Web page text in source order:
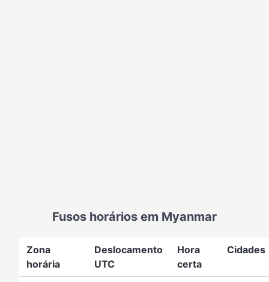
Fusos horários em Myanmar
Zona
horária
Deslocamento
UTC
Hora
certa
Cidades